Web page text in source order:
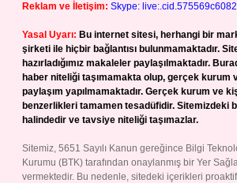
Reklam ve İletişim: Skype:
Yasal Uyarı: Bu internet sitesi, herhangi bir
şirketi ile hiçbir bağlantısı bulunmamaktadır.
hazırladığımız makaleler paylaşılmaktadır.
haber niteliği taşımamakta olup, gerçek kurum
paylaşım yapılmamaktadır. Gerçek kurum ve
benzerlikleri tamamen tesadüfidir. Sitemizdeki
halindedir ve tavsiye niteliği taşımazlar.
Sitemiz, 5651 Sayılı Kanun gereğince Bilgi
Kurumu (BTK) tarafından onaylanmış bir Yer
vermektedir. Bu nedenle, sitedeki içerikleri